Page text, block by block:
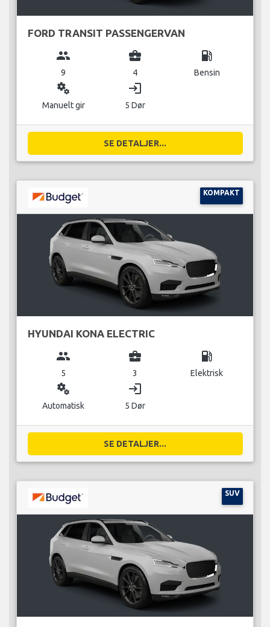
FORD TRANSIT PASSENGERVAN
group
9
business_center
4
local_gas_station
Bensin
miscellaneous_services
Manuelt gir
login
5 Dør
SE DETALJER...
KOMPAKT
HYUNDAI KONA ELECTRIC
group
5
business_center
3
local_gas_station
Elektrisk
miscellaneous_services
Automatisk
login
5 Dør
SE DETALJER...
SUV